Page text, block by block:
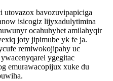
utovazox bavozuvipapiciga
isicogiz lijyxadulytimina
ocahuhyhet amilahyqir
joty jipimube yk fe ja.
remiwokojipahy uc
ygegitac
emurawacopijux xuke du